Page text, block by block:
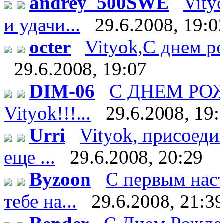
и удачи...
29.6.2008,
octer
Vityok,С днем
29.6.2008, 19:07
DIM-06
С ДНЕМ
Vityok!!!...
29.6.2008,
Urri
Vityok,
еще ...
29.6.2008, 20:29
Byzoon
С первым
тебе на...
29.6.2008,